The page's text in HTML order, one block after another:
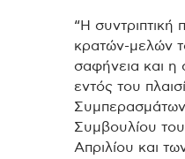
“Η συντριπτική
κρατών-μελών
σαφήνεια και η
εντός του
Συμβουλίου
Απριλίου και